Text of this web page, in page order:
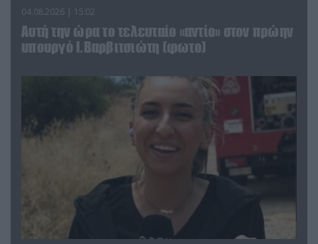
04.08.2026 | 15:02
Αυτή την ώρα το τελευταίο «αντίο» στον πρώην
υπουργό Ι.Βαρβιτσιώτη (φωτο)